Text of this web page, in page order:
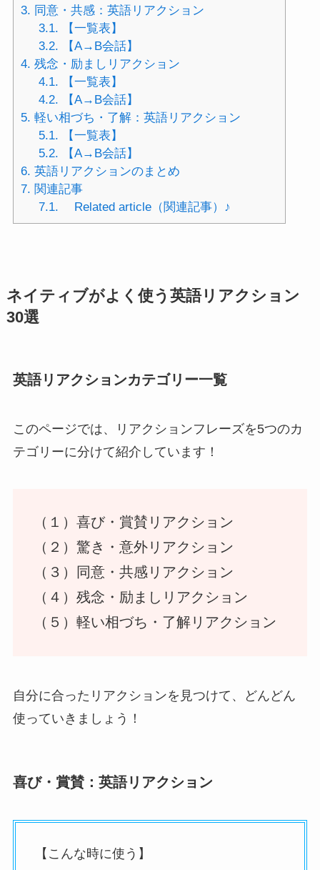
3. 同意・共感：英語リアクション
3.1. 【一覧表】
3.2. 【A→B会話】
4. 残念・励ましリアクション
4.1. 【一覧表】
4.2. 【A→B会話】
5. 軽い相づち・了解：英語リアクション
5.1. 【一覧表】
5.2. 【A→B会話】
6. 英語リアクションのまとめ
7. 関連記事
7.1. Related article（関連記事）♪
ネイティブがよく使う英語リアクション
30選
英語リアクションカテゴリー一覧
このページでは、リアクションフレーズを5つのカ
テゴリーに分けて紹介しています！
（１）喜び・賞賛リアクション
（２）驚き・意外リアクション
（３）同意・共感リアクション
（４）残念・励ましリアクション
（５）軽い相づち・了解リアクション
自分に合ったリアクションを見つけて、どんどん
使っていきましょう！
喜び・賞賛：英語リアクション
【こんな時に使う】